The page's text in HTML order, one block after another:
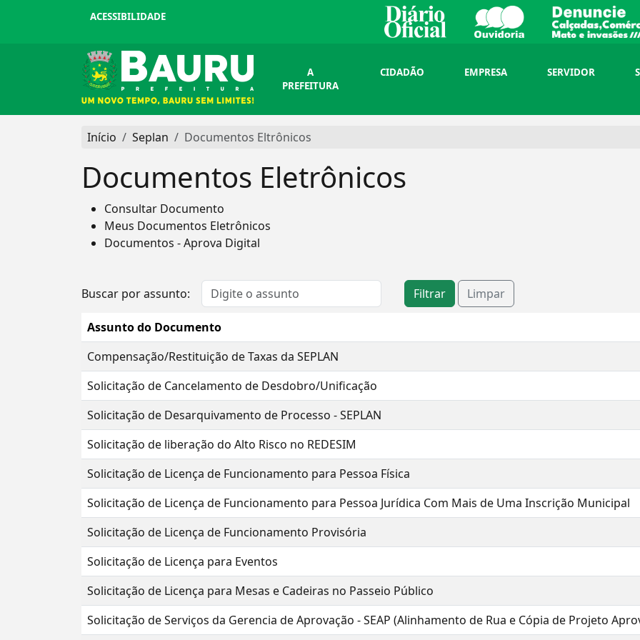
ACESSIBILIDADE
A
PREFEITURA
CIDADÃO EMPRESA SERVIDOR
Início Seplan Documentos Eltrônicos
Documentos Eletrônicos
Consultar Documento
Meus Documentos Eletrônicos
Documentos - Aprova Digital
Buscar por assunto:
Assunto do Documento
Compensação/Restituição de Taxas da SEPLAN
Solicitação de Cancelamento de Desdobro/Unificação
Solicitação de Desarquivamento de Processo - SEPLAN
Solicitação de liberação do Alto Risco no REDESIM
Solicitação de Licença de Funcionamento para Pessoa Física
Solicitação de Licença de Funcionamento para Pessoa Jurídica Com Mais de Uma Inscrição Municipal
Solicitação de Licença de Funcionamento Provisória
Solicitação de Licença para Eventos
Solicitação de Licença para Mesas e Cadeiras no Passeio Público
Solicitação de Serviços da Gerencia de Aprovação - SEAP (Alinhamento de Rua e Cópia de Projeto